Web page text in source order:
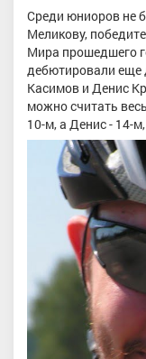
Среди юниоров не
Меликову,
Мира прошедшего
дебютировали
Касимов и Денис
можно считать
10-м, а Денис - 14-